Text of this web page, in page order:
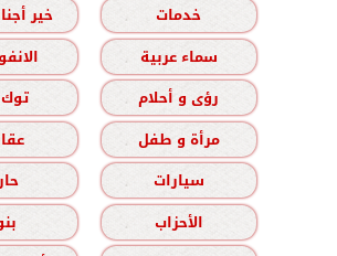
خدمات
خير
سماء عربية
رؤى و أحلام
مرأة و طفل
سيارات
الأحزاب